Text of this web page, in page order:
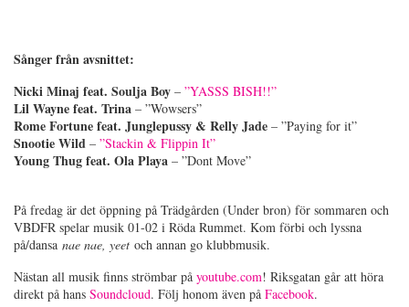
Sånger från avsnittet:
Nicki Minaj feat. Soulja Boy – ”YASSS BISH!!”
Lil Wayne feat. Trina – ”Wowsers”
Rome Fortune feat. Junglepussy & Relly Jade – ”Paying for it”
Snootie Wild – ”Stackin & Flippin It”
Young Thug feat. Ola Playa – ”Dont Move”
På fredag är det öppning på Trädgården (Under bron) för sommaren och
VBDFR spelar musik 01-02 i Röda Rummet. Kom förbi och lyssna
på/dansa nae nae, yeet och annan go klubbmusik.
Nästan all musik finns strömbar på youtube.com! Riksgatan går att höra
direkt på hans Soundcloud. Följ honom även på Facebook.